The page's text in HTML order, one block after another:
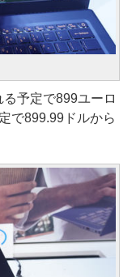
予定で899ユーロ
で899.99ドルから